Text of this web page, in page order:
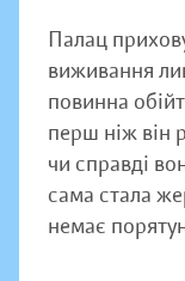
Палац
виживання
повинна
перш ніж він
чи справді
сама стала
немає